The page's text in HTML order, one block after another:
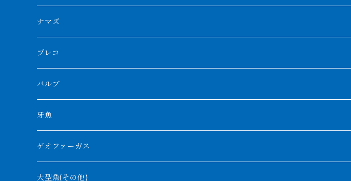
ブルレッド
特殊個体
紅龍
シルバーアロワナ
ブラックアロワナ
ノーザンバラムンディ
その他アロワナ
ナイジェリア
ナポレオンビチャー
バロ川
ビキールビキール
トゥルカナ湖
オモ川
タンガニーカビチャー
アンソルギー
コウロントン
ラプラディ
ギニア
コンギクス
チャンナバルカ
大型スネークヘッド
中型スネークヘッド
小型スネークヘッド
ナマズ
プレコ
バルブ
牙魚
ゲオファーガス
大型魚(その他)